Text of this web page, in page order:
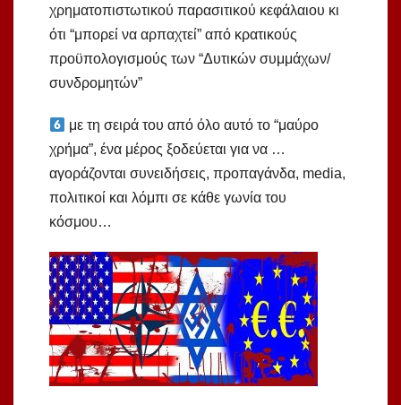
χρηματοπιστωτικού παρασιτικού κεφάλαιου κι
ότι “μπορεί να αρπαχτεί” από κρατικούς
προϋπολογισμούς των “Δυτικών συμμάχων/
συνδρομητών”
με τη σειρά του από όλο αυτό το “μαύρο
χρήμα”, ένα μέρος ξοδεύεται για να …
αγοράζονται συνειδήσεις, προπαγάνδα, media,
πολιτικοί και λόμπι σε κάθε γωνία του
κόσμου…